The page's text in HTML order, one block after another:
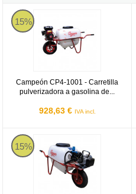
15%
Campeón CP4-1001 - Carretilla
pulverizadora a gasolina de...
928,63 € IVA incl.
Campeón CP4 1001
15%
Campeón CPE 1001